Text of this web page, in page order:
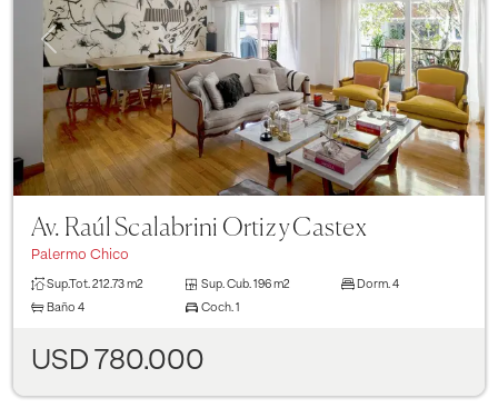
Previous Next
Av. Raúl Scalabrini Ortiz y Castex
Palermo Chico
Sup.Tot.212.73 m2 Sup. Cub. 196 m2 Dorm. 4
Baño 4 Coch. 1
USD 780.000